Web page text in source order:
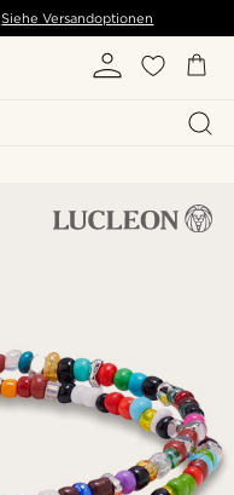
Siehe Versandoptionen